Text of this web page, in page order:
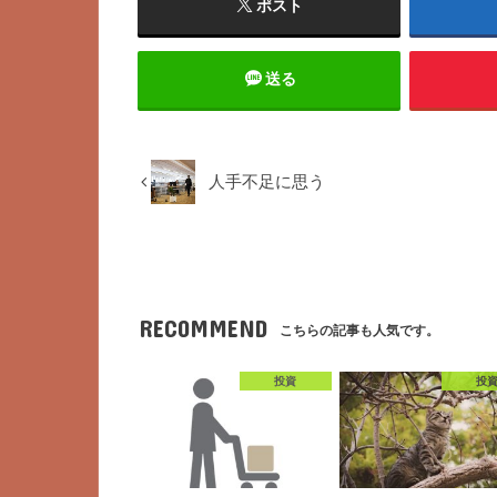
ポスト
送る
人手不足に思う
RECOMMEND こちらの記事も人気です。
投資 投